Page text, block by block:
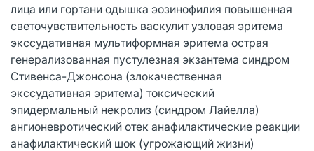
лица или гортани одышка эозинофилия повышенная
светочувствительность васкулит узловая эритема
экссудативная мультиформная эритема острая
генерализованная пустулезная экзантема синдром
Стивенса-Джонсона (злокачественная
экссудативная эритема) токсический
эпидермальный некролиз (синдром Лайелла)
ангионевротический отек анафилактические реакции
анафилактический шок (угрожающий жизни)